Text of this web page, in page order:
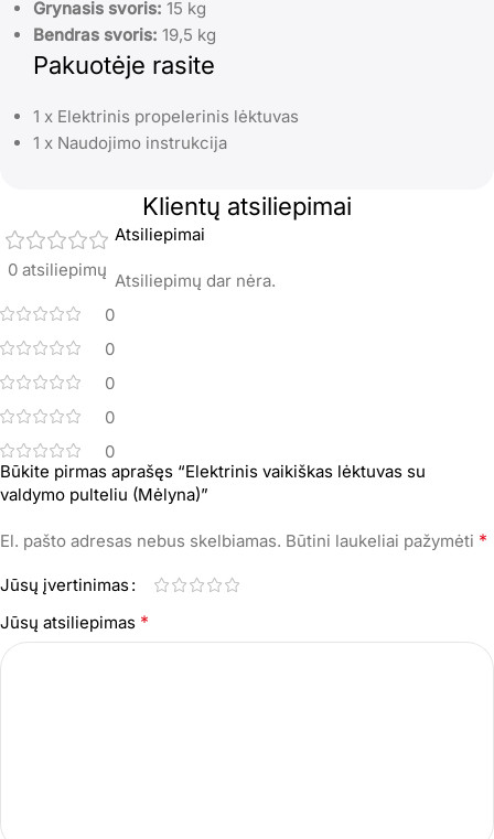
Grynasis svoris: 15 kg
Bendras svoris: 19,5 kg
Pakuotėje rasite
1 x Elektrinis propelerinis lėktuvas
1 x Naudojimo instrukcija
Klientų atsiliepimai
0 atsiliepimų
0
0
0
0
0
Atsiliepimai
Atsiliepimų dar nėra.
Būkite pirmas aprašęs “Elektrinis vaikiškas lėktuvas su
valdymo pulteliu (Mėlyna)”
El. pašto adresas nebus skelbiamas. Būtini laukeliai pažymėti *
Jūsų įvertinimas
Jūsų atsiliepimas *